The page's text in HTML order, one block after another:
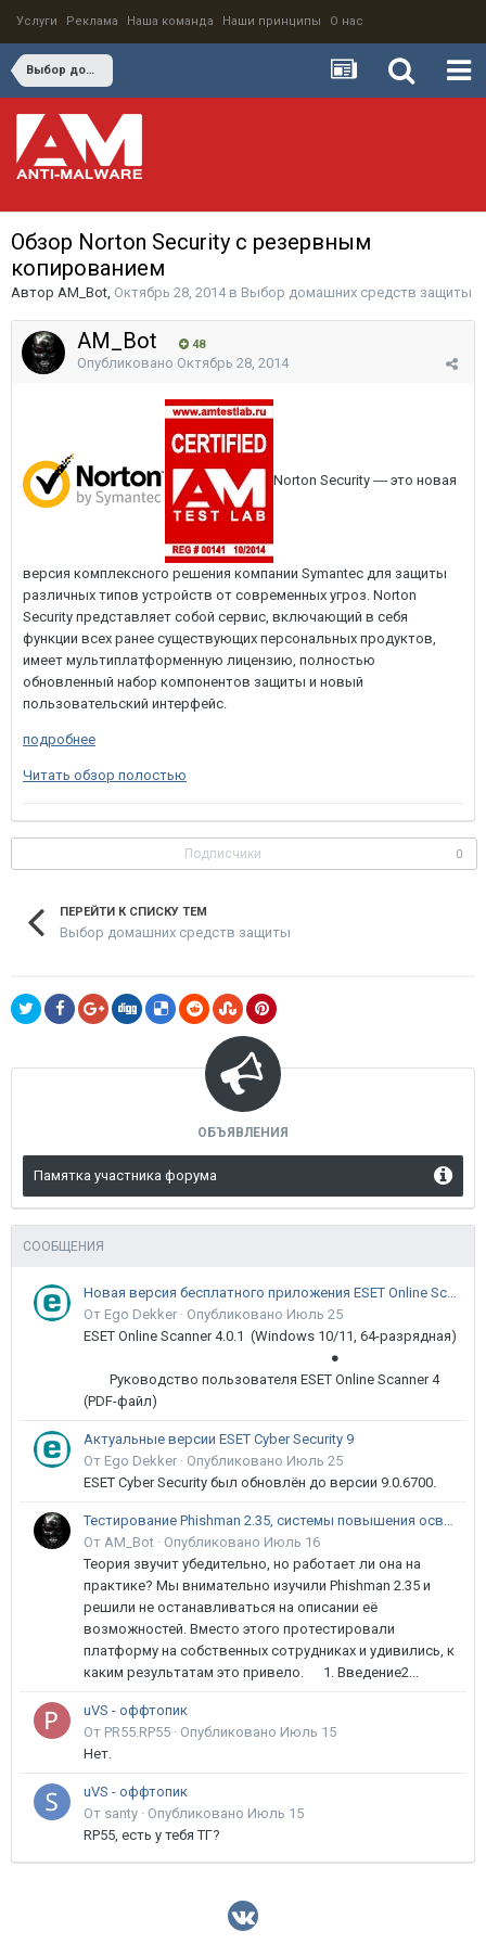
Услуги Реклама Наша команда Наши принципы О нас
Выбор домашних средств защиты
Обзор Norton Security с резервным
копированием
Автор AM_Bot, Октябрь 28, 2014в Выбор домашних средств защиты
AM_Bot 48
Опубликовано Октябрь 28, 2014
Norton Security ― это новая
версия комплексного решения компании Symantec для защиты
различных типов устройств от современных угроз. Norton
Security представляет собой сервис, включающий в себя
функции всех ранее существующих персональных продуктов,
имеет мультиплатформенную лицензию, полностью
обновленный набор компонентов защиты и новый
пользовательский интерфейс.
подробнее
Читать обзор полостью
Подписчики 0
ПЕРЕЙТИ К СПИСКУ ТЕМ
Выбор домашних средств защиты
ОБЪЯВЛЕНИЯ
Памятка участника форума
СООБЩЕНИЯ
Новая версия бесплатного приложения ESET Online Scanner доступна пользователям
От Ego Dekker · Опубликовано Июль 25
ESET Online Scanner 4.0.1 (Windows 10/11, 64-разрядная)
●
Руководство пользователя ESET Online Scanner 4
(PDF-файл)
Актуальные версии ESET Cyber Security 9
От Ego Dekker · Опубликовано Июль 25
ESET Cyber Security был обновлён до версии 9.0.6700.
Тестирование Phishman 2.35, системы повышения осведомлённости пользователей в сфере ИБ
От AM_Bot · Опубликовано Июль 16
Теория звучит убедительно, но работает ли она на
практике? Мы внимательно изучили Phishman 2.35 и
решили не останавливаться на описании её
возможностей. Вместо этого протестировали
платформу на собственных сотрудниках и удивились, к
каким результатам это привело. 1. Введение2...
uVS - оффтопик
От PR55.RP55 · Опубликовано Июль 15
Нет.
uVS - оффтопик
От santy · Опубликовано Июль 15
RP55, есть у тебя ТГ?